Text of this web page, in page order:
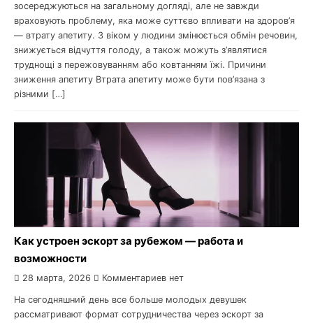
зосереджуються на загальному догляді, але не завжди
враховують проблему, яка може суттєво впливати на здоров’я
— втрату апетиту. З віком у людини змінюється обмін речовин,
знижується відчуття голоду, а також можуть з’являтися
труднощі з пережовуванням або ковтанням їжі. Причини
зниження апетиту Втрата апетиту може бути пов’язана з
різними […]
Как устроен эскорт за рубежом — работа и
возможности
28 марта, 2026 Комментариев нет
На сегодняшний день все больше молодых девушек
рассматривают формат сотрудничества через эскорт за